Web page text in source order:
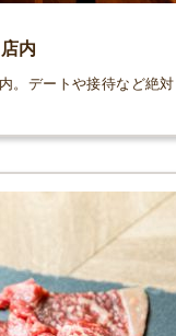
内
。デートや接待など絶